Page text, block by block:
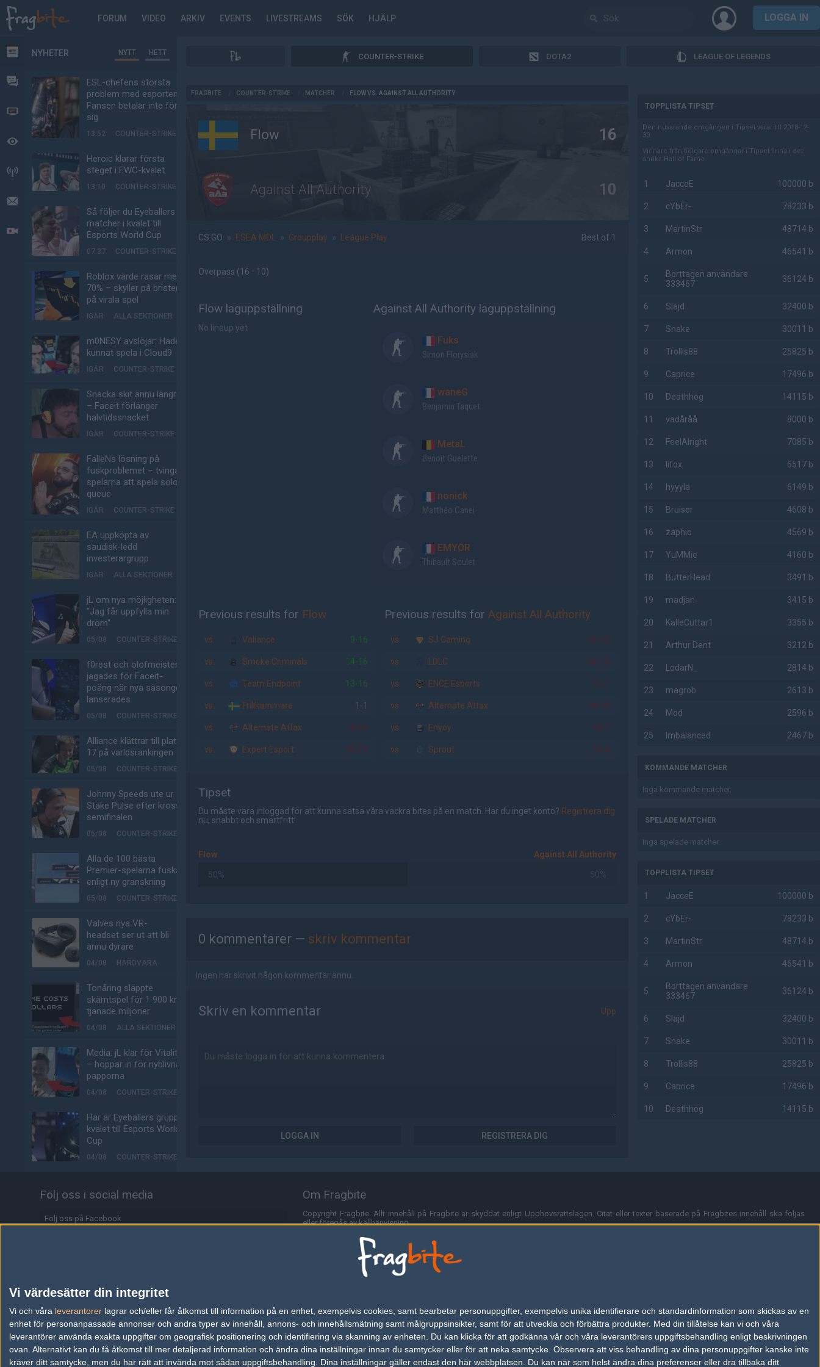
Vi värdesätter din integritet
Vi och våra leverantorer lagrar och/eller får åtkomst till information på en enhet, exempelvis cookies, samt bearbetar personuppgifter, exempelvis unika identifierare och standardinformation som skickas av en
enhet för personanpassade annonser och andra typer av innehåll, annons- och innehållsmätning samt målgruppsinsikter, samt för att utveckla och förbättra produkter. Med din tillåtelse kan vi och våra
leverantörer använda exakta uppgifter om geografisk positionering och identifiering via skanning av enheten. Du kan klicka för att godkänna vår och våra leverantörers uppgiftsbehandling enligt beskrivningen
ovan. Alternativt kan du få åtkomst till mer detaljerad information och ändra dina inställningar innan du samtycker eller för att neka samtycke. Observera att viss behandling av dina personuppgifter kanske inte
kräver ditt samtycke, men du har rätt att invända mot sådan uppgiftsbehandling. Dina inställningar gäller endast den här webbplatsen. Du kan när som helst ändra dina preferenser eller dra tillbaka ditt
FORUM VIDEO ARKIV EVENTS LIVESTREAMS SÖK HJÄLP LOGGA IN
NYHETER
FORUM
VIDEO
HÄNDELSER
LIVESÄNDNINGAR
NYHETER NYTT HETT
ESL-chefens största
problem med esporten:
Fansen betalar inte för
sig
13:52 COUNTER-STRIKE
Heroic klarar första
steget i EWC-kvalet
13:10 COUNTER-STRIKE
Så följer du Eyeballers
matcher i kvalet till
Esports World Cup
07:37 COUNTER-STRIKE
Roblox värde rasar med
70% – skyller på bristen
på virala spel
IGÅR ALLA SEKTIONER
m0NESY avslöjar: Hade
kunnat spela i Cloud9
IGÅR COUNTER-STRIKE
Snacka skit ännu längre
– Faceit förlänger
halvtidssnacket
IGÅR COUNTER-STRIKE
FalleNs lösning på
fuskproblemet – tvinga
spelarna att spela solo-
queue
IGÅR COUNTER-STRIKE
EA uppköpta av
saudisk-ledd
investerargrupp
IGÅR ALLA SEKTIONER
jL om nya möjligheten:
"Jag får uppfylla min
dröm"
05/08 COUNTER-STRIKE
f0rest och olofmeister
jagades för Faceit-
poäng när nya säsongen
lanserades
05/08 COUNTER-STRIKE
Alliance klättrar till plats
17 på världsrankingen
05/08 COUNTER-STRIKE
Johnny Speeds ute ur
Stake Pulse efter kross i
semifinalen
05/08 COUNTER-STRIKE
Alla de 100 bästa
Premier-spelarna fuskar
enligt ny granskning
05/08 COUNTER-STRIKE
Valves nya VR-
headset ser ut att bli
ännu dyrare
04/08 HÅRDVARA
Tonåring släppte
skämtspel för 1 900 kr –
tjänade miljoner
04/08 ALLA SEKTIONER
Media: jL klar för Vitality
– hoppar in för nyblivna
papporna
04/08 COUNTER-STRIKE
Här är Eyeballers grupp i
kvalet till Esports World
Cup
04/08 COUNTER-STRIKE
semifinal i LAN:et efter
04/08 COUNTER-STRIKE
Biljetterna till Majorn i
Buenos Aires är ute
04/08 COUNTER-STRIKE
Johnny Speeds vidare till
slutspel – skickar hem
COUNTER-STRIKE DOTA2 LEAGUE OF LEGENDS
FRAGBITE COUNTER-STRIKE MATCHER FLOW VS. AGAINST ALL AUTHORITY
Flow 16
Against All Authority 10
CS:GO » ESEA MDL » Groupplay » League Play Best of 1
Overpass (16 - 10)
Flow laguppställning
No lineup yet
Against All Authority laguppställning
Fuks
Simon Florysiak
waneG
Benjamin Taquet
MetaL
Benoît Guelette
nonick
Matthéo Canei
EMYOR
Thibault Soulet
Previous results for Flow
vs. Valiance 9-16
vs. Smoke Criminals 14-16
vs. Team Endpoint 13-16
vs. Frillkammare 1-1
vs. Alternate Attax 8-16
vs. Expert Esport 16-13
Previous results for Against All Authority
vs. SJ Gaming 16-12
vs. LDLC 16-12
vs. ENCE Esports 16-7
vs. Alternate Attax 14-16
vs. Enyoy 16-7
vs. Sprout 16-9
Tipset
Du måste vara inloggad för att kunna satsa våra vackra bites på en match. Har du inget konto? Registrera dig
nu, snabbt och smärtfritt!
Flow Against All Authority
50% 50%
0 kommentarer — skriv kommentar
Ingen har skrivit någon kommentar ännu.
Skriv en kommentar Upp
LOGGA IN REGISTRERA DIG
TOPPLISTA TIPSET
Den nuvarande omgången i Tipset varar till 2018-12-
30.
Vinnare från tidigare omgångar i Tipset finns i det
anrika Hall of Fame.
1 JacceE 100000 b
2 cYbEr- 78233 b
3 MartinStr 48714 b
4 Armon 46541 b
5
Borttagen användare
333467
36124 b
6 Slajd 32400 b
7 Snake 30011 b
8 Trollis88 25825 b
9 Caprice 17496 b
10 Deathhog 14115 b
11 vadåråå 8000 b
12 FeelAlright 7085 b
13 lifox 6517 b
14 hyyyla 6149 b
15 Bruiser 4608 b
16 zaphio 4569 b
17 YuMMie 4160 b
18 ButterHead 3491 b
19 madjan 3415 b
20 KalleCuttar1 3355 b
21 Arthur Dent 3212 b
22 LodarN_ 2814 b
23 magrob 2613 b
24 Mod 2596 b
25 Imbalanced 2467 b
KOMMANDE MATCHER
Inga kommande matcher.
SPELADE MATCHER
Inga spelade matcher.
TOPPLISTA TIPSET
1 JacceE 100000 b
2 cYbEr- 78233 b
3 MartinStr 48714 b
4 Armon 46541 b
5
Borttagen användare
333467
36124 b
6 Slajd 32400 b
7 Snake 30011 b
8 Trollis88 25825 b
9 Caprice 17496 b
10 Deathhog 14115 b
Följ oss i social media
Följ oss på Facebook
Information
Annonsering
Copyright och Privacy Policy
Om Fragbite
Copyright Fragbite. Allt innehåll på Fragbite är skyddat enligt Upphovsrättslagen. Citat eller texter baserade på Fragbites innehåll ska följas
eller föregås av källhänvisning.
Alla åsikter uttryckta på Fragbite representerar varje enskild skribent och överensstämmer inte nödvändigtvis med Fragbites åsikter.
Programmering och design av Fredric Bohlin. För frågor rörande sajten kan du skicka iväg ett email till
Fragbite använder cookies för att spara användarspecifik information så som t.ex. användarnamn. Cookies sparas även när man deltar i
omröstningar och för att föra statistik. För att slippa cookies kan du stänga av cookies i din webbläsares inställningar eller välja att inte
besöka Fragbite. Den här textraden finns här på grund av lagen om elektronisk kommunikation som trädde i kraft 25 juli 2003.
Annonsering